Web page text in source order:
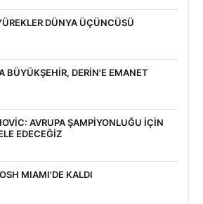
DÜNYA ÜÇÜNCÜSÜ
BÜYÜKŞEHİR, DERİN'E EMANET
AVRUPA ŞAMPİYONLUĞU İÇİN
EDECEĞİZ
MIAMI'DE KALDI